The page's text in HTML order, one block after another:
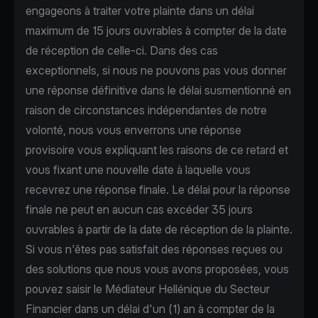
engageons à traiter votre plainte dans un délai
maximum de 15 jours ouvrables à compter de la date
de réception de celle-ci. Dans des cas
exceptionnels, si nous ne pouvons pas vous donner
une réponse définitive dans le délai susmentionné en
raison de circonstances indépendantes de notre
volonté, nous vous enverrons une réponse
provisoire vous expliquant les raisons de ce retard et
vous fixant une nouvelle date à laquelle vous
recevrez une réponse finale. Le délai pour la réponse
finale ne peut en aucun cas excéder 35 jours
ouvrables à partir de la date de réception de la plainte.
Si vous n'êtes pas satisfait des réponses reçues ou
des solutions que nous vous avons proposées, vous
pouvez saisir le Médiateur Hellénique du Secteur
Financier dans un délai d'un (1) an à compter de la